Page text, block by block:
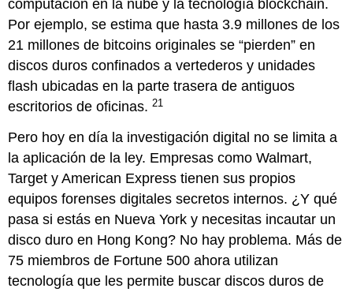
computación en la nube y la tecnología blockchain.
Por ejemplo, se estima que hasta 3.9 millones de los
21 millones de bitcoins originales se “pierden” en
discos duros confinados a vertederos y unidades
flash ubicadas en la parte trasera de antiguos
escritorios de oficinas.21
Pero hoy en día la investigación digital no se limita a
la aplicación de la ley. Empresas como Walmart,
Target y American Express tienen sus propios
equipos forenses digitales secretos internos. ¿Y qué
pasa si estás en Nueva York y necesitas incautar un
disco duro en Hong Kong? No hay problema. Más de
75 miembros de Fortune 500 ahora utilizan
tecnología que les permite buscar discos duros de